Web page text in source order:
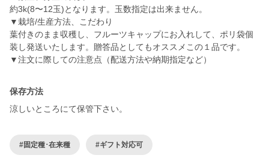
約3k(8〜12玉)となります。玉数指定は出来ません。
▼栽培/生産方法、こだわり
葉付きのまま収穫し、フルーツキャップにお入れして、ポリ袋個
装し発送いたします。贈答品としてもオススメこの１品です。
▼注文に際しての注意点（配送方法や納期指定など）
保存方法
涼しいところにて保管下さい。
#固定種･在来種 #ギフト対応可